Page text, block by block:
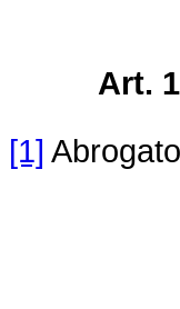
Art.
[1]